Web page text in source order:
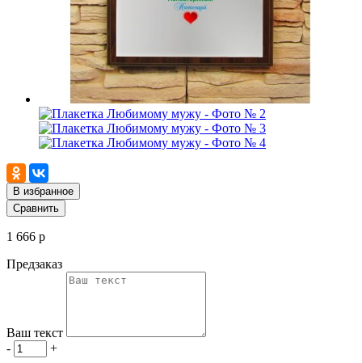
В избранное
Сравнить
1 666 р
Предзаказ
Ваш текст
-
+